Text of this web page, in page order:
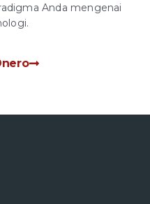
Anda mengenai